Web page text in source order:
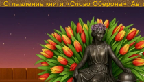
Оглавление книги «Слово Оберона».